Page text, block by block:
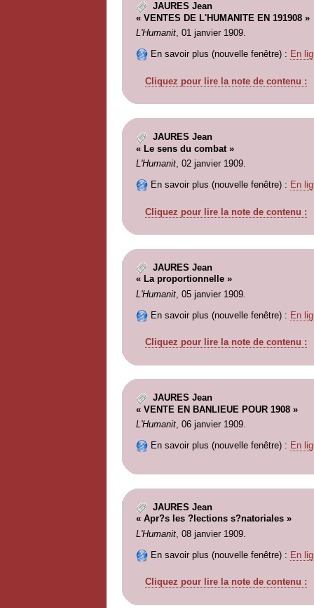
JAURES Jean
« VENTES DE L'HUMANITE EN 191908 »
L'Humanit, 01 janvier 1909.
En savoir plus (nouvelle fenêtre) : En
Cliquez pour lire la note de contenu :
JAURES Jean
« Le sens du combat »
L'Humanit, 02 janvier 1909.
En savoir plus (nouvelle fenêtre) : En
Cliquez pour lire la note de contenu :
JAURES Jean
« La proportionnelle »
L'Humanit, 05 janvier 1909.
En savoir plus (nouvelle fenêtre) : En
Cliquez pour lire la note de contenu :
JAURES Jean
« VENTE EN BANLIEUE POUR 1908 »
L'Humanit, 06 janvier 1909.
En savoir plus (nouvelle fenêtre) : En
JAURES Jean
« Apr?s les ?lections s?natoriales »
L'Humanit, 08 janvier 1909.
En savoir plus (nouvelle fenêtre) : En
Cliquez pour lire la note de contenu :